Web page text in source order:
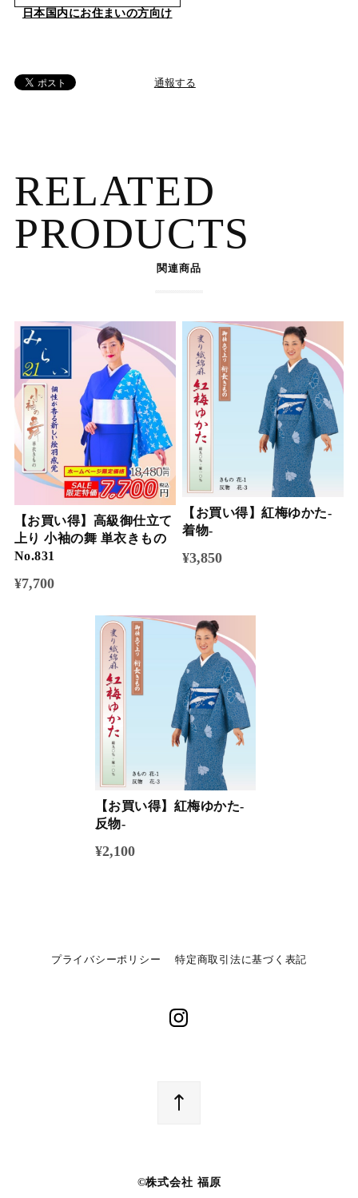
日本国内にお住まいの方向け
通報する
RELATED
PRODUCTS
関連商品
【お買い得】高級御仕立て
上り 小袖の舞 単衣きもの
No.831
¥7,700
【お買い得】紅梅ゆかた-
着物-
¥3,850
【お買い得】紅梅ゆかた-
反物-
¥2,100
プライバシーポリシー 特定商取引法に基づく表記
©︎株式会社 福原